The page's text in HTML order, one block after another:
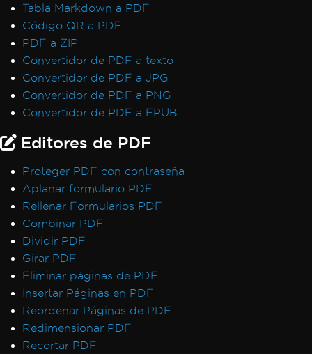
Tabla Markdown a PDF
Código QR a PDF
PDF a ZIP
Convertidor de PDF a texto
Convertidor de PDF a JPG
Convertidor de PDF a PNG
Convertidor de PDF a EPUB
Editores de PDF
Proteger PDF con contraseña
Aplanar formulario PDF
Rellenar Formularios PDF
Combinar PDF
Dividir PDF
Girar PDF
Eliminar páginas de PDF
Insertar Páginas en PDF
Reordenar Páginas de PDF
Redimensionar PDF
Recortar PDF